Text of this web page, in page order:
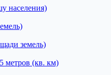
населения)
земель)
метров (кв. км)